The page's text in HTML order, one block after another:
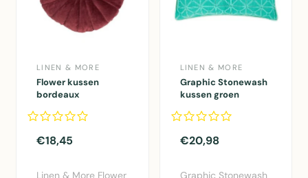
LINEN & MORE
Flower kussen
bordeaux
€18,45
Linen & More Flower
LINEN & MORE
Graphic Stonewash
kussen groen
€20,98
Graphic Stonewash